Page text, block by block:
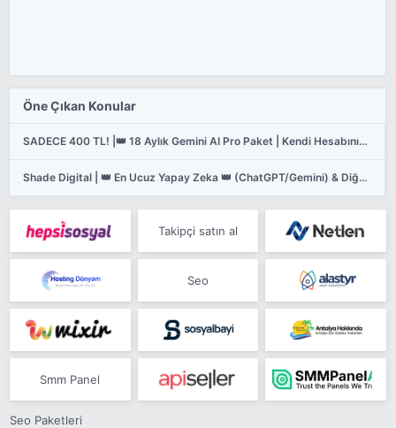
Öne Çıkan Konular
SADECE 400 TL! |👑 18 Aylık Gemini AI Pro Paket | Kendi Hesabınıza Linkle Tanımlama!
Shade Digital | 👑 En Ucuz Yapay Zeka 👑 (ChatGPT/Gemini) & Diğer Lisanslar
Takipçi satın al
Seo
Smm Panel
Seo Paketleri